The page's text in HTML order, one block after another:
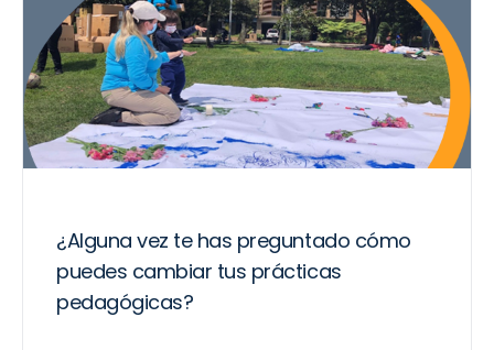
¿Alguna vez te has preguntado cómo
puedes cambiar tus prácticas
pedagógicas?